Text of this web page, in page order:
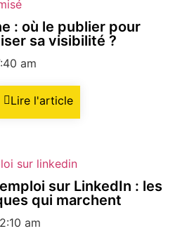
: où le publier pour
sa visibilité ?
am
Lire l'article
sur LinkedIn : les
qui marchent
am